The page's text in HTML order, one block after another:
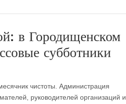
в Городищенском
субботники
чистоты. Администрация
руководителей организаций и